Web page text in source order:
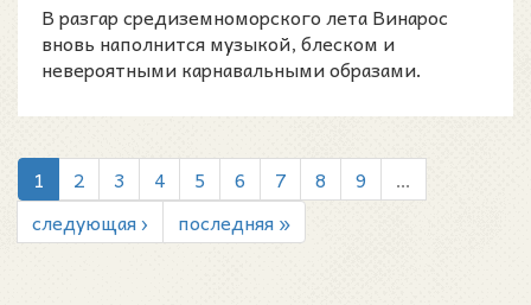
В разгар средиземноморского лета Винарос
вновь наполнится музыкой, блеском и
невероятными карнавальными образами.
1 2 3 4 5 6 7 8 9
…
следующая ›
последняя »